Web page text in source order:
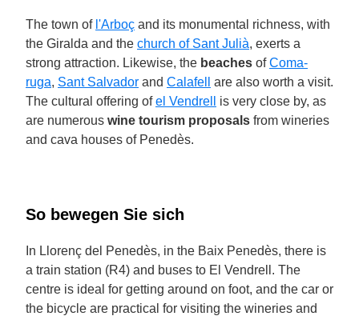
The town of l'Arboç and its monumental richness, with
the Giralda and the church of Sant Julià, exerts a
strong attraction. Likewise, the beaches ofComa-
ruga, Sant Salvador and Calafell
are also worth a visit.
The cultural offering ofel Vendrell
is very close by, as
are numerous wine tourism proposals from wineries
and cava houses of Penedès.
So bewegen Sie sich
In Llorenç del Penedès, in the Baix Penedès, there is
a train station (R4) and buses to El Vendrell. The
centre is ideal for getting around on foot, and the car or
the bicycle are practical for visiting the wineries and